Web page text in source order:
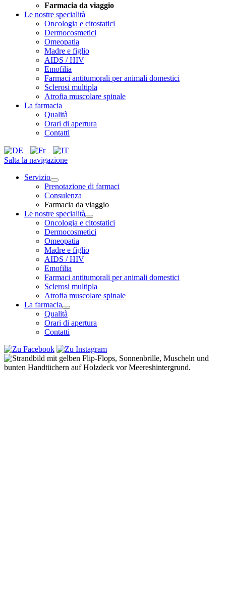
Farmacia da viaggio
Le nostre specialità
Oncologia e citostatici
Dermocosmetici
Omeopatia
Madre e figlio
AIDS / HIV
Emofilia
Farmaci antitumorali per animali domestici
Sclerosi multipla
Atrofia muscolare spinale
La farmacia
Qualità
Orari di apertura
Contatti
Salta la navigazione
Servizio
Prenotazione di farmaci
Consulenza
Farmacia da viaggio
Le nostre specialità
Oncologia e citostatici
Dermocosmetici
Omeopatia
Madre e figlio
AIDS / HIV
Emofilia
Farmaci antitumorali per animali domestici
Sclerosi multipla
Atrofia muscolare spinale
La farmacia
Qualità
Orari di apertura
Contatti